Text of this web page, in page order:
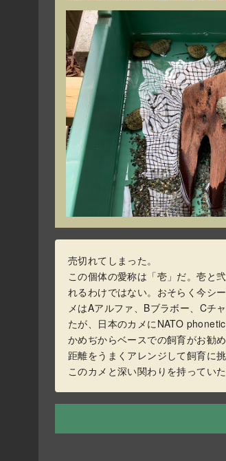
売切れてしまった。
この個体の愛称は「壱」だ。壱と
れるわけではない。おそらく今シ
メはAアルファ、Bブラボー、Cチ
たが、日本のカメにNATO
かめぢからベースでの飼育がお勧
距離をうまくアレンジして飼育に
このカメと深い関わりを持ってい